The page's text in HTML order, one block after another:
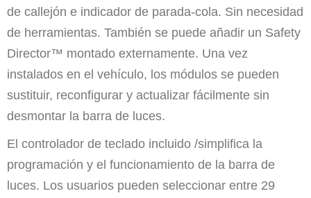
de callejón e indicador de parada-cola. Sin necesidad
de herramientas. También se puede añadir un Safety
Director™ montado externamente. Una vez
instalados en el vehículo, los módulos se pueden
sustituir, reconfigurar y actualizar fácilmente sin
desmontar la barra de luces.
El controlador de teclado incluido /simplifica la
programación y el funcionamiento de la barra de
luces. Los usuarios pueden seleccionar entre 29